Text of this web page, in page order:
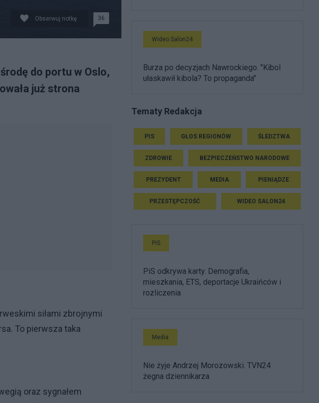
Obserwuj notkę 36
do portu w Oslo,
już strona
siłami zbrojnymi
To pierwsza taka
oraz sygnałem
Wideo Salon24
Burza po decyzjach Nawrockiego. "Kibol
ułaskawił kibola? To propaganda"
Tematy Redakcja
PIS GŁOS REGIONÓW ŚLEDZTWA
ZDROWIE BEZPIECZEŃSTWO NARODOWE
PREZYDENT MEDIA PIENIĄDZE
PRZESTĘPCZOŚĆ WIDEO SALON24
PiS
PiS odkrywa karty. Demografia,
mieszkania, ETS, deportacje Ukraińców i
rozliczenia
Media
Nie żyje Andrzej Morozowski. TVN24
żegna dziennikarza